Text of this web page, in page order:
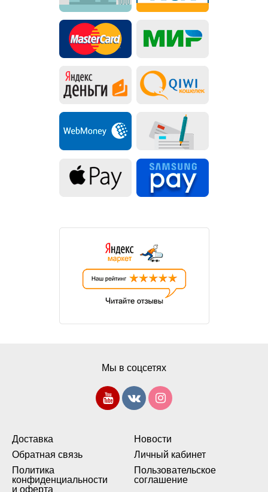
Доставка
Новости
Обратная связь
Личный кабинет
Политика
конфиденциальности
и оферта
Пользовательское
соглашение
Мы в соцсетях